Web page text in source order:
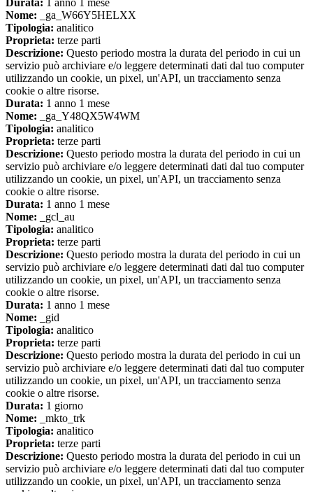
Durata: 1 anno 1 mese
Nome: _ga_W66Y5HELXX
Tipologia: analitico
Proprieta: terze parti
Descrizione: Questo periodo mostra la durata del periodo in cui un
servizio può archiviare e/o leggere determinati dati dal tuo computer
utilizzando un cookie, un pixel, un'API, un tracciamento senza
cookie o altre risorse.
Durata: 1 anno 1 mese
Nome: _ga_Y48QX5W4WM
Tipologia: analitico
Proprieta: terze parti
Descrizione: Questo periodo mostra la durata del periodo in cui un
servizio può archiviare e/o leggere determinati dati dal tuo computer
utilizzando un cookie, un pixel, un'API, un tracciamento senza
cookie o altre risorse.
Durata: 1 anno 1 mese
Nome: _gcl_au
Tipologia: analitico
Proprieta: terze parti
Descrizione: Questo periodo mostra la durata del periodo in cui un
servizio può archiviare e/o leggere determinati dati dal tuo computer
utilizzando un cookie, un pixel, un'API, un tracciamento senza
cookie o altre risorse.
Durata: 1 anno 1 mese
Nome: _gid
Tipologia: analitico
Proprieta: terze parti
Descrizione: Questo periodo mostra la durata del periodo in cui un
servizio può archiviare e/o leggere determinati dati dal tuo computer
utilizzando un cookie, un pixel, un'API, un tracciamento senza
cookie o altre risorse.
Durata: 1 giorno
Nome: _mkto_trk
Tipologia: analitico
Proprieta: terze parti
Descrizione: Questo periodo mostra la durata del periodo in cui un
servizio può archiviare e/o leggere determinati dati dal tuo computer
utilizzando un cookie, un pixel, un'API, un tracciamento senza